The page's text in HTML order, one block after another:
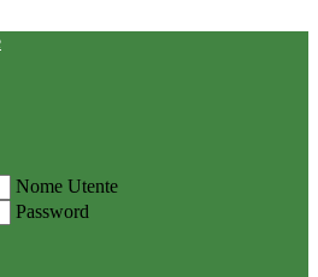
Nome Utente
Password